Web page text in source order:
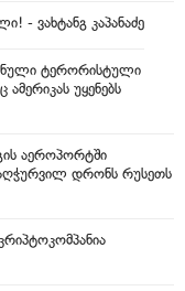
- ვახტანგ კაპანაძე
ტერორისტული
უყენებს
აეროპორტში
დრონს რუსეთს